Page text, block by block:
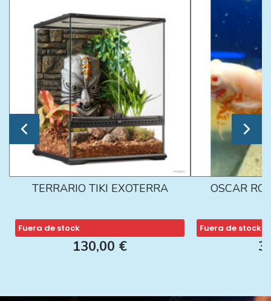
TERRARIO TIKI EXOTERRA
Fuera de stock
130,00 €
OSCAR
Fuera de stock